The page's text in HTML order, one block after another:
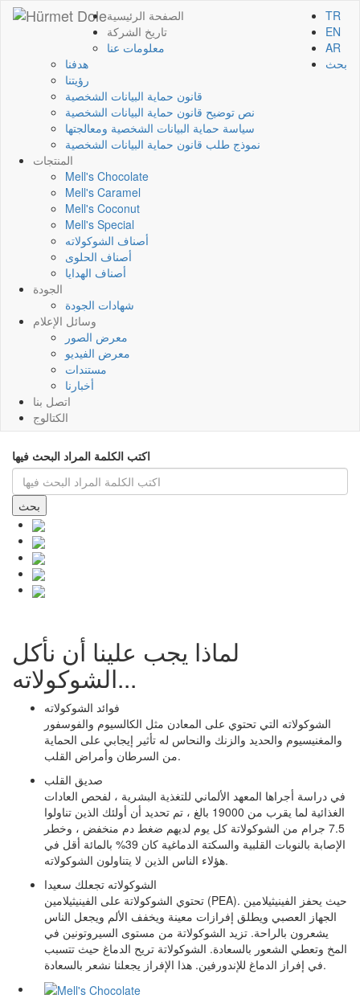
TR
EN
AR
بحث
الصفحة الرئيسية
تاريخ الشركة
معلومات عنا
هدفنا
رؤيتنا
قانون حماية البيانات الشخصية
نص توضيح قانون حماية البيانات الشخصية
سياسة حماية البيانات الشخصية ومعالجتها
نموذج طلب قانون حماية البيانات الشخصية
المنتجات
Mell's Chocolate
Mell's Caramel
Mell's Coconut
Mell's Special
أصناف الشوكولاته
أصناف الحلوى
أصناف الهدايا
الجودة
شهادات الجودة
وسائل الإعلام
معرض الصور
معرض الفيديو
مستندات
أخبارنا
اتصل بنا
الكتالوج
اكتب الكلمة المراد البحث فيها
لماذا يجب علينا أن نأكل
الشوكولاته...
فوائد الشوكولاته
الشوكولاته التي تحتوي على المعادن مثل الكالسيوم والفوسفور
والمغنيسيوم والحديد والزنك والنحاس له تأثير إيجابي على الحماية
من السرطان وأمراض القلب.
صديق القلب
في دراسة أجراها المعهد الألماني للتغذية البشرية ، لفحص العادات
الغذائية لما يقرب من 19000 بالغ ، تم تحديد أن أولئك الذين تناولوا
7.5 جرام من الشوكولاتة كل يوم لديهم ضغط دم منخفض ، وخطر
الإصابة بالنوبات القلبية والسكتة الدماغية كان 39% بالمائة أقل في
هؤلاء الناس الذين لا يتناولون الشوكولاته.
الشوكولاته تجعلك سعيدا
تحتوي الشوكولاتة على الفينيثيلامين (PEA). حيث يحفز الفينيثيلامين
الجهاز العصبي ويطلق إفرازات معينة ويخفف الألم ويجعل الناس
يشعرون بالراحة. تزيد الشوكولاتة من مستوى السيروتونين في
المخ وتعطي الشعور بالسعادة. الشوكولاتة تريح الدماغ حيث تتسبب
في إفراز الدماغ للإندورفين. هذا الإفراز يجعلنا نشعر بالسعادة.